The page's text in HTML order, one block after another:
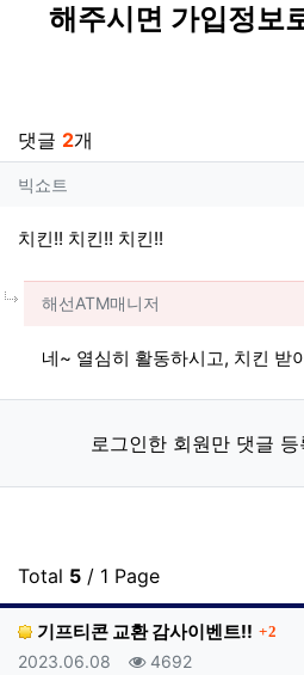
해주시면 가입정보
댓글 2개
빅쇼트님의 댓글
빅쇼트
치킨!! 치킨!! 치킨!!
해선ATM매니저
해선ATM매니저
네~ 열심히 활동하시고, 치킨 받
로그인한 회원만 댓글
Total 5 / 1 Page
기프티콘 교환 감사이벤트!! 댓글
2
등록일
2023.06.08 조회
4692